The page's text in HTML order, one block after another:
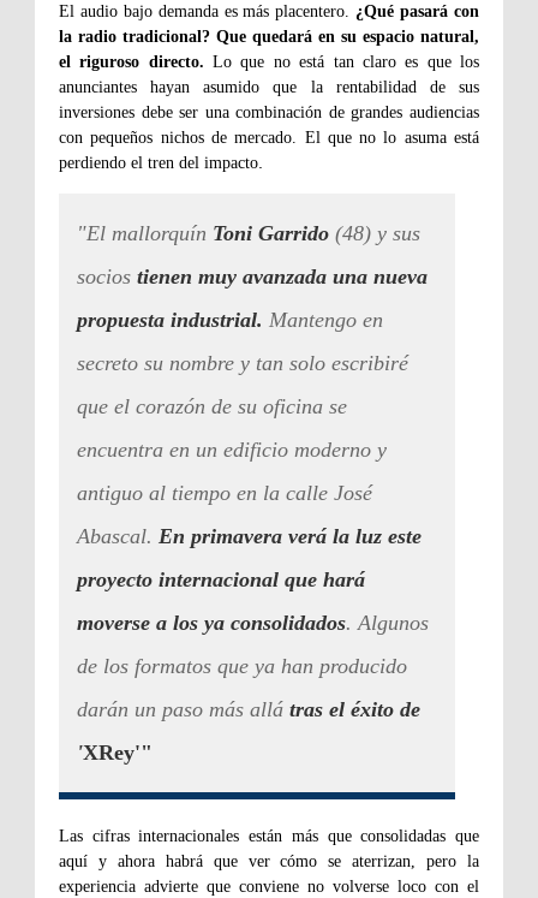
El audio bajo demanda es más placentero. ¿Qué pasará con
la radio tradicional? Que quedará en su espacio natural,
el riguroso directo. Lo que no está tan claro es que los
anunciantes hayan asumido que la rentabilidad de sus
inversiones debe ser una combinación de grandes audiencias
con pequeños nichos de mercado. El que no lo asuma está
perdiendo el tren del impacto.
"El mallorquín Toni Garrido (48) y sus
socios tienen muy avanzada una nueva
propuesta industrial. Mantengo en
secreto su nombre y tan solo escribiré
que el corazón de su oficina se
encuentra en un edificio moderno y
antiguo al tiempo en la calle José
Abascal. En primavera verá la luz este
proyecto internacional que hará
moverse a los ya consolidados. Algunos
de los formatos que ya han producido
darán un paso más allá tras el éxito de
'XRey'"
Las cifras internacionales están más que consolidadas que
aquí y ahora habrá que ver cómo se aterrizan, pero la
experiencia advierte que conviene no volverse loco con el